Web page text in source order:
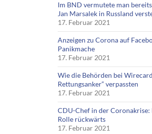
Im BND vermutete man
Jan Marsalek in Russland
17. Februar 2021
Anzeigen zu Corona auf
Panikmache
17. Februar 2021
Wie die Behörden bei
Rettungsanker“ verpassten
17. Februar 2021
CDU-Chef in der Coronakrise:
Rolle rückwärts
17. Februar 2021